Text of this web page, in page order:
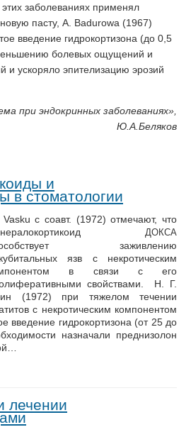
заболеваниях применял
пасту, A. Badurowa (1967)
введение гидрокортизона (до 0,5
болевых ощущений и
и ускоряло эпителизацию эрозий
при эндокринных заболеваниях»,
Ю.А.Беляков
и
в стоматологии
с соавт. (1972) отмечают, что
ДОКСА
заживлению
язв с некротическим
в связи с его
свойствами. Н. Г.
(1972) при тяжелом течении
с некротическим компонентом
введение гидрокортизона (от 25 до
назначали преднизолон
лечении